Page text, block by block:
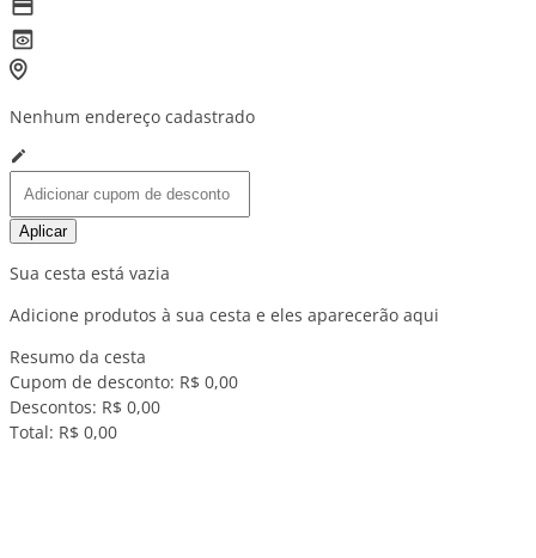
Nenhum endereço cadastrado
Aplicar
Sua cesta está vazia
Adicione produtos à sua cesta e eles aparecerão aqui
Resumo da cesta
Cupom de desconto: R$ 0,00
Descontos: R$ 0,00
Total: R$ 0,00